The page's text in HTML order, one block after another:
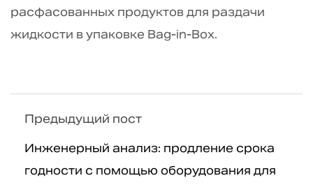
расфасованных продуктов для раздачи
жидкости в упаковке Bag-in-Box.
Предыдущий пост
Инженерный анализ: продление срока
годности с помощью оборудования для